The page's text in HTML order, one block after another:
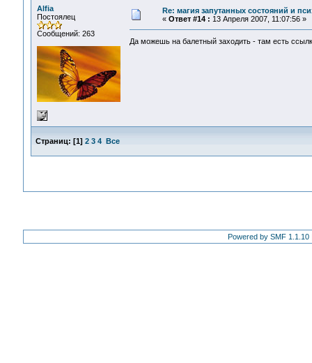
Alfia
Постоялец
Сообщений: 263
Re: магия запутанных состояний и
« Ответ #14 : 13 Апреля 2007, 11:07:56 »
Да можешь на балетный заходить - там есть
Страниц: [1] 2 3 4 Все
Powered by SMF 1.1.10